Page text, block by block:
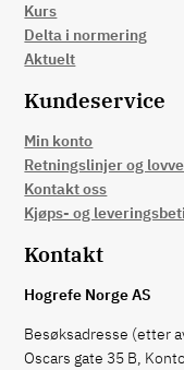
Kurs
Delta i normering
Aktuelt
Kundeservice
Min konto
Retningslinjer og
Kontakt oss
Kjøps- og
Kontakt
Hogrefe Norge AS
Besøksadresse (etter
Oscars gate 35 B,